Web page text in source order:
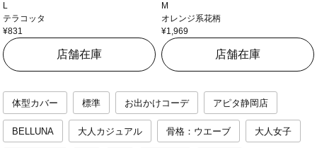
L
テラコッタ
¥831
店舗在庫
M
オレンジ系花柄
¥1,969
店舗在庫
体型カバー 標準 お出かけコーデ アピタ静岡店
BELLUNA 大人カジュアル 骨格：ウエーブ 大人女子